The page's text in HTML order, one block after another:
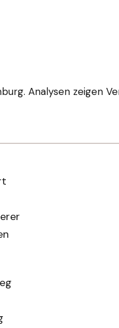
Analysen zeigen